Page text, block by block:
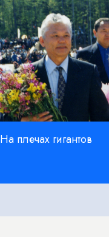
На плечах гигантов